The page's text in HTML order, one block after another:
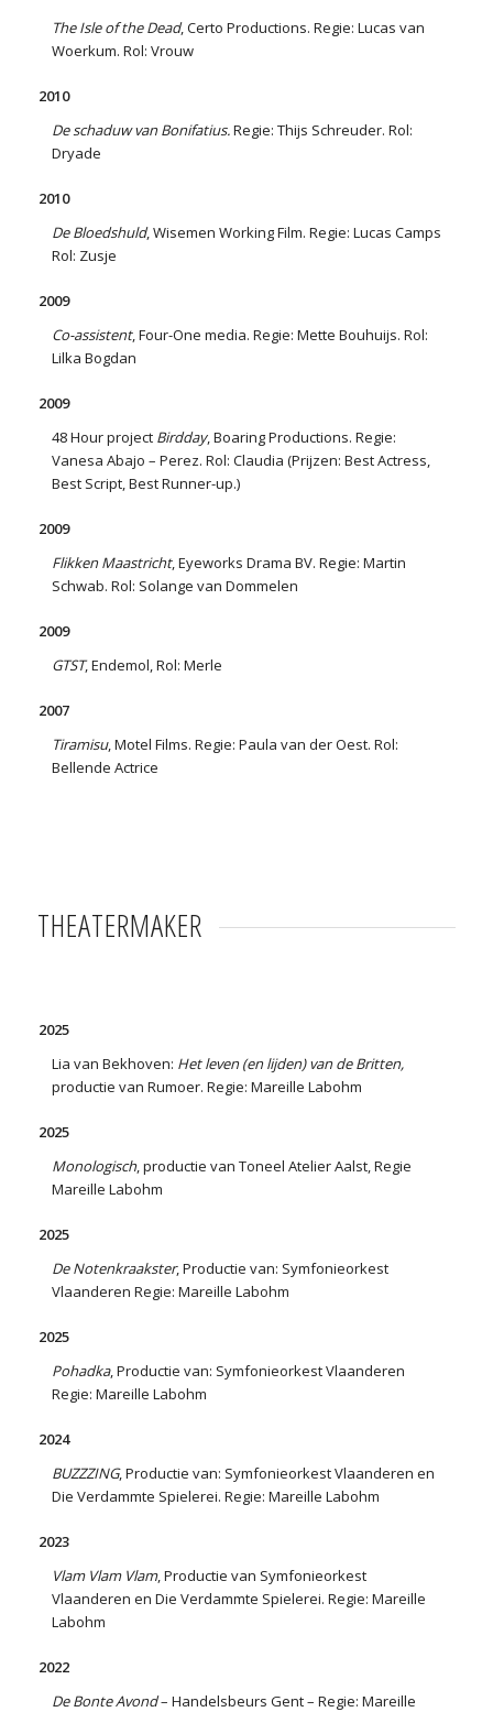
The Isle of the Dead, Certo Productions. Regie: Lucas van
Woerkum. Rol: Vrouw
2010
De schaduw van Bonifatius.Regie: Thijs Schreuder. Rol:
Dryade
2010
De Bloedshuld, Wisemen Working Film. Regie: Lucas Camps
Rol: Zusje
2009
Co-assistent, Four-One media. Regie: Mette Bouhuijs. Rol:
Lilka Bogdan
2009
48 Hour project Birdday, Boaring Productions. Regie:
Vanesa Abajo – Perez. Rol: Claudia (Prijzen: Best Actress,
Best Script, Best Runner-up.)
2009
Flikken Maastricht, Eyeworks Drama BV. Regie: Martin
Schwab. Rol: Solange van Dommelen
2009
GTST, Endemol, Rol: Merle
2007
Tiramisu, Motel Films. Regie: Paula van der Oest. Rol:
Bellende Actrice
THEATERMAKER
2025
Lia van Bekhoven: Het leven (en lijden) van de Britten,
productie van Rumoer. Regie: Mareille Labohm
2025
Monologisch, productie van Toneel Atelier Aalst, Regie
Mareille Labohm
2025
De Notenkraakster, Productie van: Symfonieorkest
Vlaanderen Regie: Mareille Labohm
2025
Pohadka, Productie van: Symfonieorkest Vlaanderen
Regie: Mareille Labohm
2024
BUZZZING, Productie van: Symfonieorkest Vlaanderen en
Die Verdammte Spielerei. Regie: Mareille Labohm
2023
Vlam Vlam Vlam, Productie van Symfonieorkest
Vlaanderen en Die Verdammte Spielerei. Regie: Mareille
Labohm
2022
De Bonte Avond– Handelsbeurs Gent – Regie: Mareille